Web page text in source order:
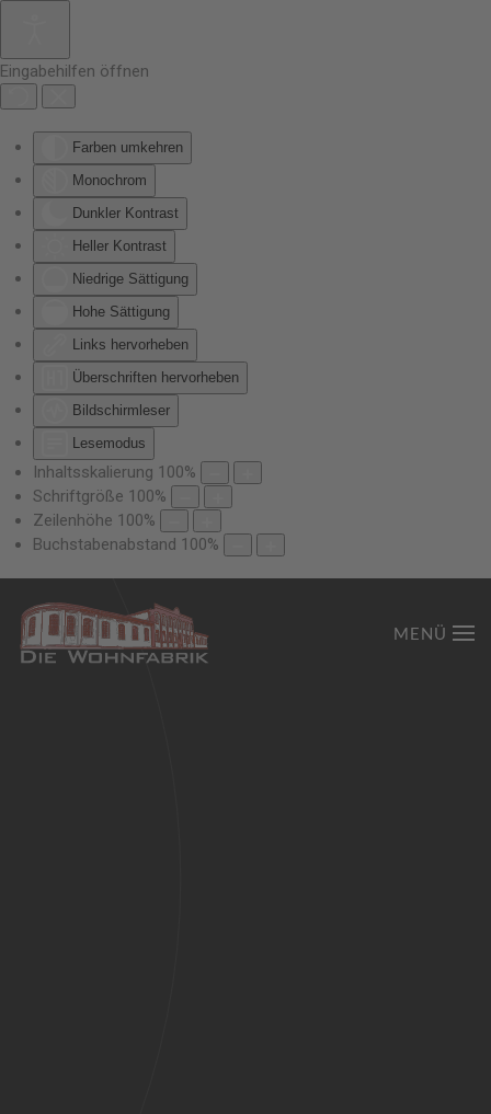
Eingabehilfen öffnen
Farben umkehren
Monochrom
Dunkler Kontrast
Heller Kontrast
Niedrige Sättigung
Hohe Sättigung
Links hervorheben
Überschriften hervorheben
Bildschirmleser
Lesemodus
Inhaltsskalierung 100%
Schriftgröße 100%
Zeilenhöhe 100%
Buchstabenabstand 100%
Zum Hauptinhalt springen
MENÜ